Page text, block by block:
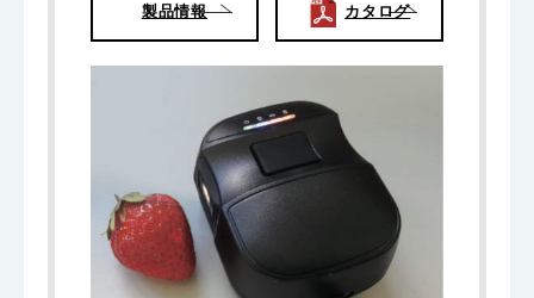
製品情報 カタログ